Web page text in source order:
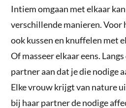
Intiem omgaan met elkaar
verschillende manieren. Voor
ook kussen en knuffelen met
Of masseer elkaar eens.
partner aan dat je die nodige
Elke vrouw krijgt van nature
bij haar partner de nodige